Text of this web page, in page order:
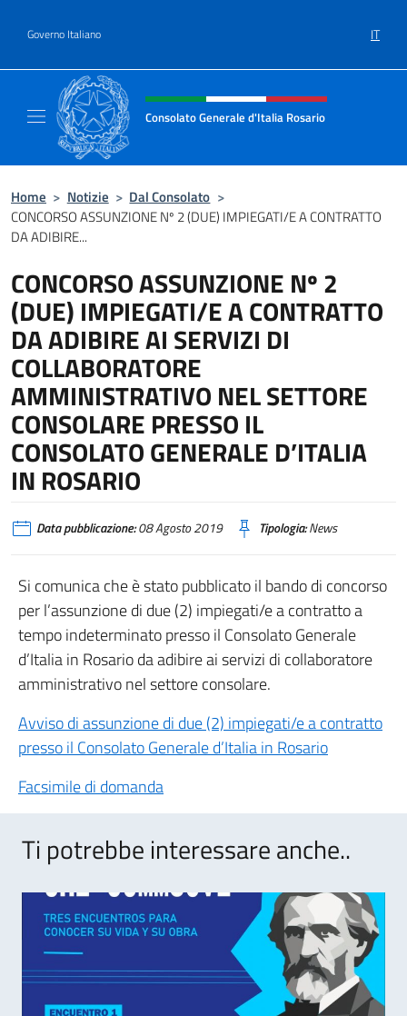
Governo Italiano IT
Intestazione sito, social e menù
Consolato Generale d'Italia Rosario
Home > Notizie > Dal Consolato >
CONCORSO ASSUNZIONE Nº 2 (DUE) IMPIEGATI/E A CONTRATTO
DA ADIBIRE...
CONCORSO ASSUNZIONE Nº 2
(DUE) IMPIEGATI/E A CONTRATTO
DA ADIBIRE AI SERVIZI DI
COLLABORATORE
AMMINISTRATIVO NEL SETTORE
CONSOLARE PRESSO IL
CONSOLATO GENERALE D’ITALIA
IN ROSARIO
Data pubblicazione:08 Agosto 2019 Tipologia:News
Si comunica che è stato pubblicato il bando di concorso
per l’assunzione di due (2) impiegati/e a contratto a
tempo indeterminato presso il Consolato Generale
d’Italia in Rosario da adibire ai servizi di collaboratore
amministrativo nel settore consolare.
Avviso di assunzione di due (2) impiegati/e a contratto
presso il Consolato Generale d’Italia in Rosario
Facsimile di domanda
Ti potrebbe interessare anche..